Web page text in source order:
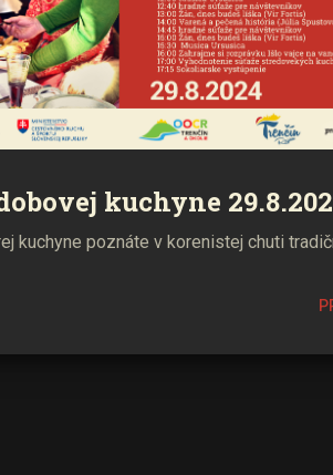
kuchyne
kuchyne poznáte v korenistej chuti